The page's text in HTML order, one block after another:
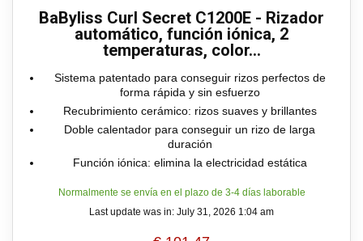
BaByliss Curl Secret C1200E - Rizador
automático, función iónica, 2
temperaturas, color...
Sistema patentado para conseguir rizos perfectos de
forma rápida y sin esfuerzo
Recubrimiento cerámico: rizos suaves y brillantes
Doble calentador para conseguir un rizo de larga
duración
Función iónica: elimina la electricidad estática
Normalmente se envía en el plazo de 3-4 días laborable
Last update was in: July 31, 2026 1:04 am